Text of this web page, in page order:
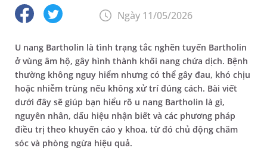
Ngày 11/05/2026
U nang Bartholin là tình trạng tắc nghẽn tuyến Bartholin
ở vùng âm hộ, gây hình thành khối nang chứa dịch. Bệnh
thường không nguy hiểm nhưng có thể gây đau, khó chịu
hoặc nhiễm trùng nếu không xử trí đúng cách. Bài viết
dưới đây sẽ giúp bạn hiểu rõ u nang Bartholin là gì,
nguyên nhân, dấu hiệu nhận biết và các phương pháp
điều trị theo khuyến cáo y khoa, từ đó chủ động chăm
sóc và phòng ngừa hiệu quả.